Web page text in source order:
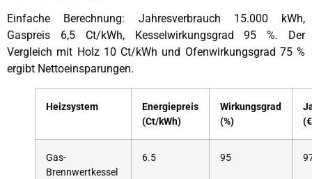
Einfache Berechnung: Jahresverbrauch 15.000 kWh,
Gaspreis 6,5 Ct/kWh, Kesselwirkungsgrad 95 %. Der
Vergleich mit Holz 10 Ct/kWh und Ofenwirkungsgrad 75 %
ergibt Nettoeinsparungen.
Heizsystem
Energiepreis
(Ct/kWh)
Wirkungsgrad
(%)
Gas-
Brennwertkessel
6.5 95